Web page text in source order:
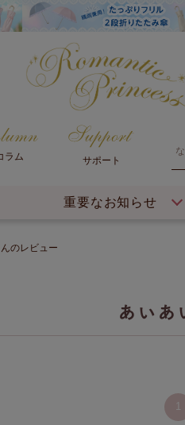
ラム サポート
重要なお知らせ
のレビュー
ぁぃぁ
1